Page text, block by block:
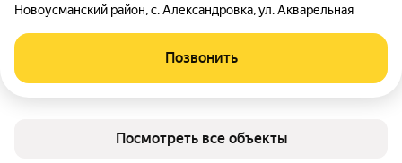
Новоусманский район,с. Александровка,ул. Акварельная
Позвонить
Посмотреть все объекты